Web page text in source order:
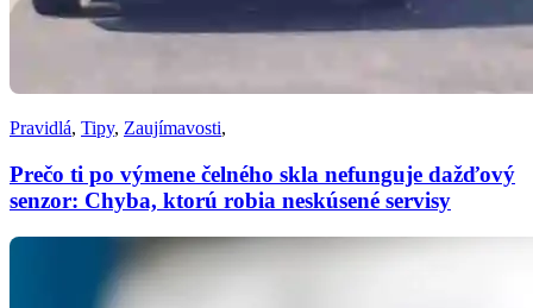
Pravidlá, Tipy, Zaujímavosti,
Prečo ti po výmene čelného skla nefunguje dažďový
senzor: Chyba, ktorú robia neskúsené servisy